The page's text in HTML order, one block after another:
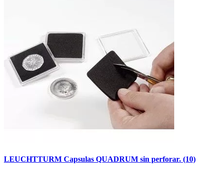
LEUCHTTURM Capsulas QUADRUM sin perforar. (10)